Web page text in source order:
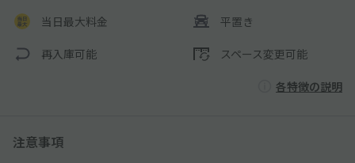
当日最大料金 平置き
再入庫可能 スペース変更可能
各特徴の説明
注意事項